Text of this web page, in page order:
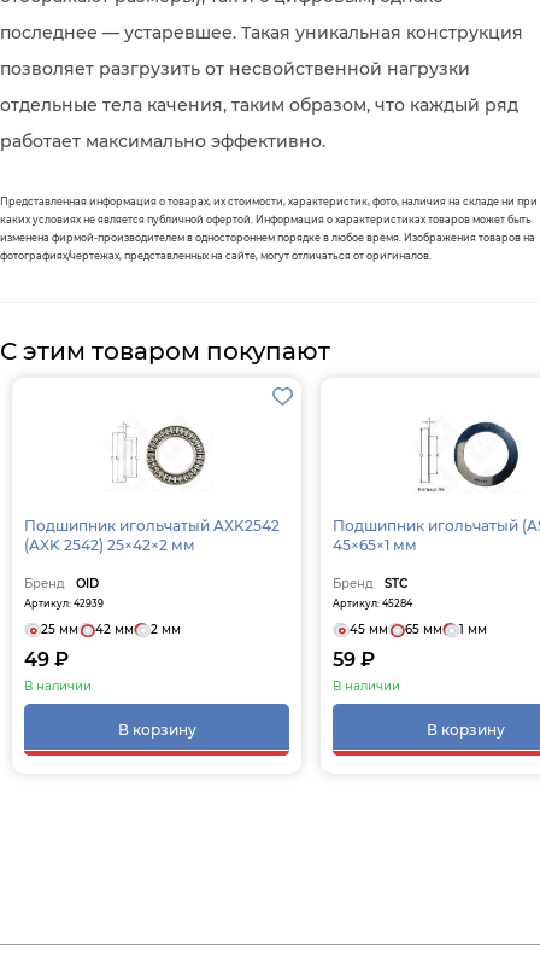
последнее — устаревшее. Такая уникальная конструкция
позволяет разгрузить от несвойственной нагрузки
отдельные тела качения, таким образом, что каждый ряд
работает максимально эффективно.
Представленная информация о товарах, их стоимости, характеристик, фото, наличия на складе ни при
каких условиях не является публичной офертой. Информация о характеристиках товаров может быть
изменена фирмой-производителем в одностороннем порядке в любое время. Изображения товаров на
фотографиях/чертежах, представленных на сайте, могут отличаться от оригиналов.
С этим товаром покупают
Подшипник игольчатый AXK2542
(AXK 2542) 25×42×2 мм
Бренд OID
Артикул: 42939
25 мм 42 мм 2 мм
49 ₽
В наличии
В корзину
Подшипник игольчатый (AS4565)
45×65×1 мм
Бренд STC
Артикул: 45284
45 мм 65 мм 1 мм
59 ₽
В наличии
В корзину